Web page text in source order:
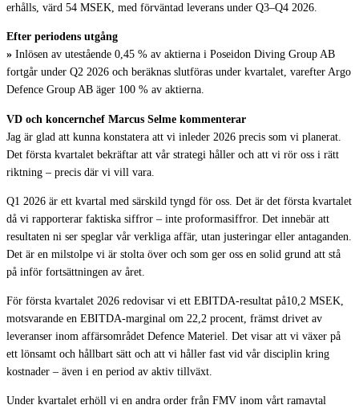
erhålls, värd 54 MSEK, med förväntad leverans under Q3–Q4 2026.
Efter periodens utgång
» Inlösen av utestående 0,45 % av aktierna i Poseidon Diving Group AB
fortgår under Q2 2026 och beräknas slutföras under kvartalet, varefter Argo
Defence Group AB äger 100 % av aktierna.
VD och koncernchef Marcus Selme kommenterar
Jag är glad att kunna konstatera att vi inleder 2026 precis som vi planerat.
Det första kvartalet bekräftar att vår strategi håller och att vi rör oss i rätt
riktning – precis där vi vill vara.
Q1 2026 är ett kvartal med särskild tyngd för oss. Det är det första kvartalet
då vi rapporterar faktiska siffror – inte proformasiffror. Det innebär att
resultaten ni ser speglar vår verkliga affär, utan justeringar eller antaganden.
Det är en milstolpe vi är stolta över och som ger oss en solid grund att stå
på inför fortsättningen av året.
För första kvartalet 2026 redovisar vi ett EBITDA-resultat på10,2 MSEK,
motsvarande en EBITDA-marginal om 22,2 procent, främst drivet av
leveranser inom affärsområdet Defence Materiel. Det visar att vi växer på
ett lönsamt och hållbart sätt och att vi håller fast vid vår disciplin kring
kostnader – även i en period av aktiv tillväxt.
Under kvartalet erhöll vi en andra order från FMV inom vårt ramavtal